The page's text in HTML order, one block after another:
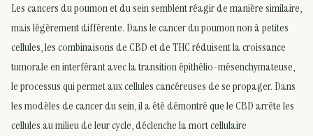
Les cancers du poumon et du sein semblent réagir de manière similaire,
mais légèrement différente. Dans le cancer du poumon non à petites
cellules, les combinaisons de CBD et de THC réduisent la croissance
tumorale en interférant avec la transition épithélio-mésenchymateuse,
le processus qui permet aux cellules cancéreuses de se propager. Dans
les modèles de cancer du sein, il a été démontré que le CBD arrête les
cellules au milieu de leur cycle, déclenche la mort cellulaire